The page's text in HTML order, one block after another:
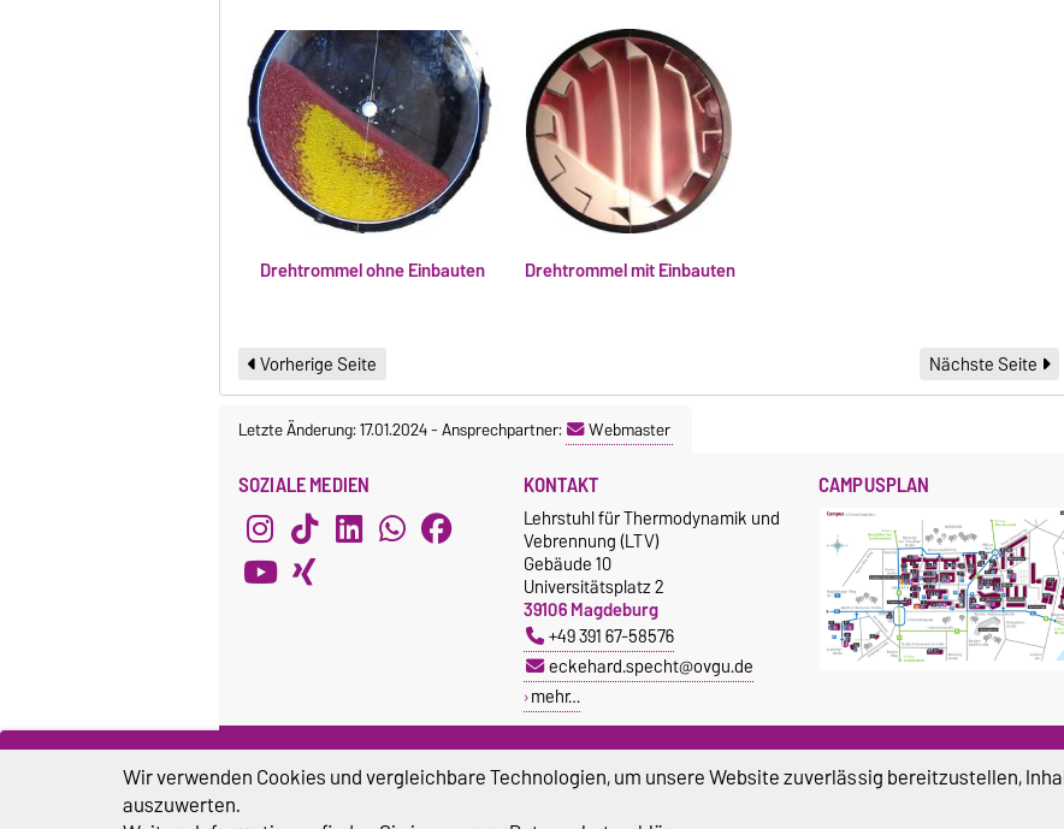
Drehtrommel ohne Einbauten Drehtrommel mit Einbauten
Vorherige Seite Nächste Seite
Letzte Änderung: 17.01.2024-Ansprechpartner: Webmaster
SOZIALE MEDIEN KONTAKT
Lehrstuhl für Thermodynamik und
Vebrennung (LTV)
Gebäude 10
Universitätsplatz 2
39106 Magdeburg
+49 391 67-58576
eckehard.specht@ovgu.de
mehr…
CAMPUSPLAN
Wir verwenden Cookies und vergleichbare Technologien, um unsere Website zuverlässig bereitzustellen,
auszuwerten.